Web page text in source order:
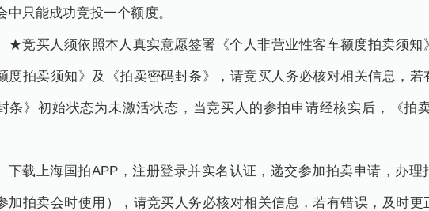
中只能成功竞投一个额度。
买人须依照本人真实意愿签署《个人非营业性客车额度拍卖须知
度拍卖须知》及《拍卖密码封条》，请竞买人务必核对相关信息，
条》初始状态为未激活状态，当竞买人的参拍申请经核实后，《拍
载上海国拍APP，注册登录并实名认证，递交参加拍卖申请，办理
加拍卖会时使用），请竞买人务必核对相关信息，若有错误，及时